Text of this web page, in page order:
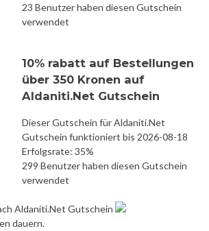
23 Benutzer haben diesen Gutschein
verwendet
10% rabatt auf Bestellungen
über 350 Kronen auf
Aldaniti.Net Gutschein
Dieser Gutschein für Aldaniti.Net
Gutschein funktioniert bis 2026-08-18
Erfolgsrate: 35%
299 Benutzer haben diesen Gutschein
verwendet
Aldaniti.Net Gutschein
dauern.